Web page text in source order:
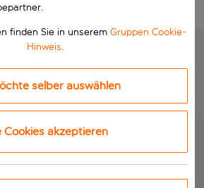
finden Sie in unserem Gruppen Cookie-
Hinweis.
selber auswählen
Cookies akzeptieren